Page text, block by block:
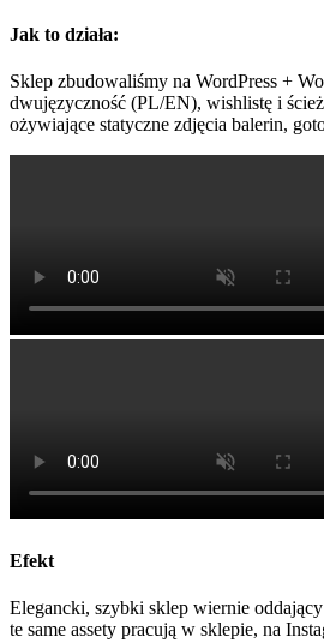
Jak to działa:
Sklep zbudowaliśmy na WordPress +
dwujęzyczność (PL/EN), wishlistę i
ożywiające statyczne zdjęcia balerin,
Efekt
Elegancki, szybki sklep wiernie
te same assety pracują w sklepie, na